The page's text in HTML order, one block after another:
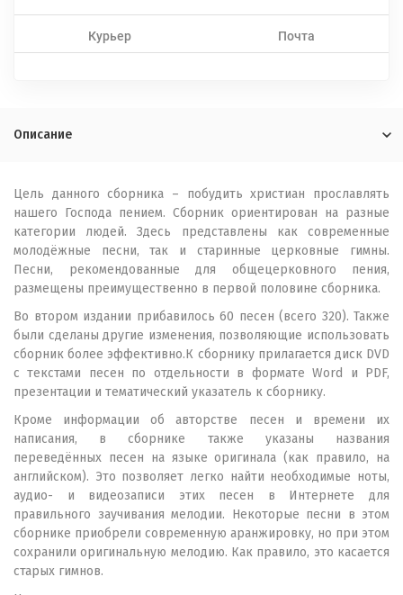
Курьер Почта
Описание
Цель данного сборника – побудить христиан прославлять
нашего Господа пением. Сборник ориентирован на разные
категории людей. Здесь представлены как современные
молодёжные песни, так и старинные церковные гимны.
Песни, рекомендованные для общецерковного пения,
размещены преимущественно в первой половине сборника.
Во втором издании прибавилось 60 песен (всего 320). Также
были сделаны другие изменения, позволяющие использовать
сборник более эффективно.К сборнику прилагается диск DVD
с текстами песен по отдельности в формате Word и PDF,
презентации и тематический указатель к сборнику.
Кроме информации об авторстве песен и времени их
написания, в сборнике также указаны названия
переведённых песен на языке оригинала (как правило, на
английском). Это позволяет легко найти необходимые ноты,
аудио- и видеозаписи этих песен в Интернете для
правильного заучивания мелодии. Некоторые песни в этом
сборнике приобрели современную аранжировку, но при этом
сохранили оригинальную мелодию. Как правило, это касается
старых гимнов.